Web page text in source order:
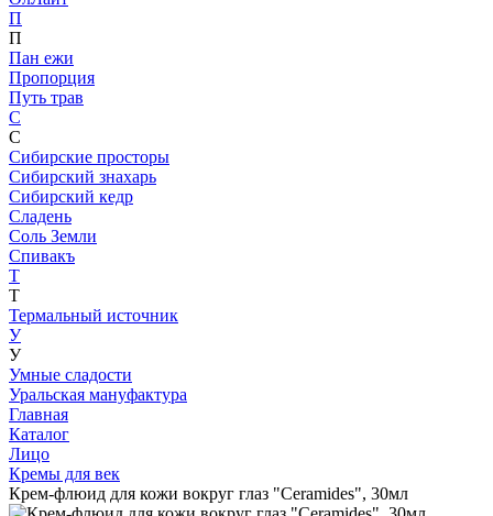
П
П
Пан ежи
Пропорция
Путь трав
С
С
Сибирские просторы
Сибирский знахарь
Сибирский кедр
Сладень
Соль Земли
Спивакъ
Т
Т
Термальный источник
У
У
Умные сладости
Уральская мануфактура
Главная
Каталог
Лицо
Кремы для век
Крем-флюид для кожи вокруг глаз "Ceramides", 30мл